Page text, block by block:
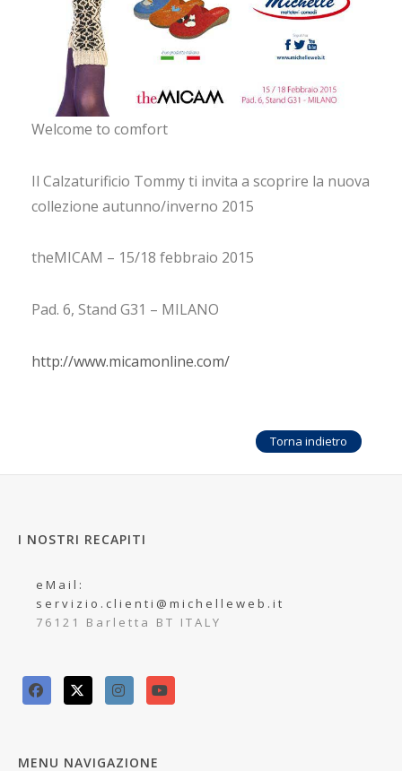
Welcome to comfort
Il Calzaturificio Tommy ti invita a scoprire la nuova
collezione autunno/inverno 2015
theMICAM – 15/18 febbraio 2015
Pad. 6, Stand G31 – MILANO
http://www.micamonline.com/
Torna indietro
I NOSTRI RECAPITI
eMail:
servizio.clienti@michelleweb.it
76121 Barletta BT ITALY
MENU NAVIGAZIONE